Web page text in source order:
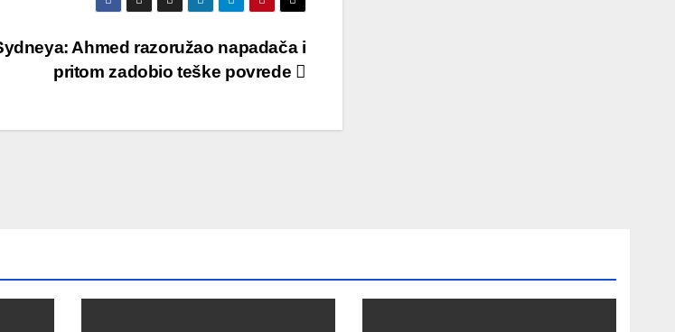
Ahmed razoružao napadača i
pritom zadobio teške povrede